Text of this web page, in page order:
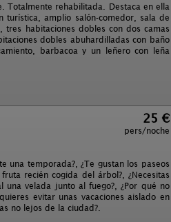
rehabilitada. Destaca en ella
turística, amplio salón-comedor, sala de
tres habitaciones dobles con dos camas
dobles abuhardilladas con baño
barbacoa y un leñero con leña
25 €
pers/noche
una temporada?, ¿Te gustan los paseos
recién cogida del árbol?, ¿Necesitas
una velada junto al fuego?, ¿Por qué no
evitar unas vacaciones aislado en
no lejos de la ciudad?.